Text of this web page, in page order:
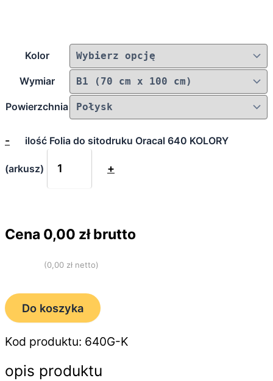
Kolor
Wymiar
Powierzchnia
- ilość Folia do sitodruku Oracal 640 KOLORY
(arkusz) +
Cena 0,00 zł brutto
(0,00 zł netto)
Do koszyka
Kod produktu: 640G-K
opis produktu